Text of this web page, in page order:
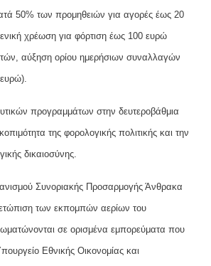
50% των προμηθειών για αγορές έως 20
χρέωση για φόρτιση έως 100 ευρώ
αύξηση ορίου ημερήσιων συναλλαγών
προγραμμάτων στην δευτεροβάθμια
της φορολογικής πολιτικής και την
δικαιοσύνης.
Συνοριακής Προσαρμογής Άνθρακα
των εκπομπών αερίων του
σε ορισμένα εμπορεύματα που
Εθνικής Οικονομίας και